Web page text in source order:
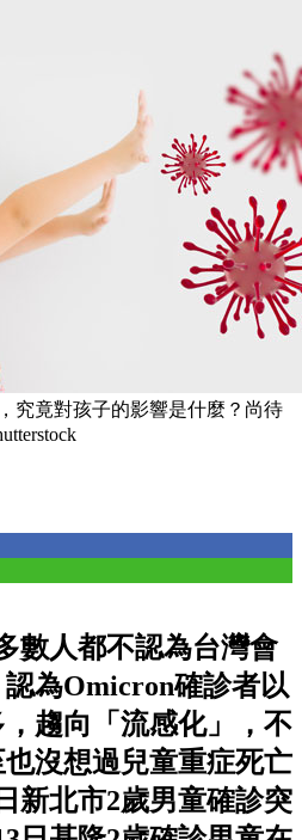
究竟對孩子的影響是什麼？尚待
數人都不認為台灣會
為Omicron確診者以
趨向「流感化」，不
沒想過兒童重症死亡
新北市2歲男童確診突